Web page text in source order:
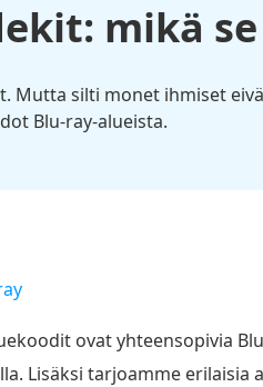
mikä
Mutta silti monet ihmiset
Blu-ray-alueista.​
ovat yhteensopivia
Lisäksi tarjoamme erilaisia